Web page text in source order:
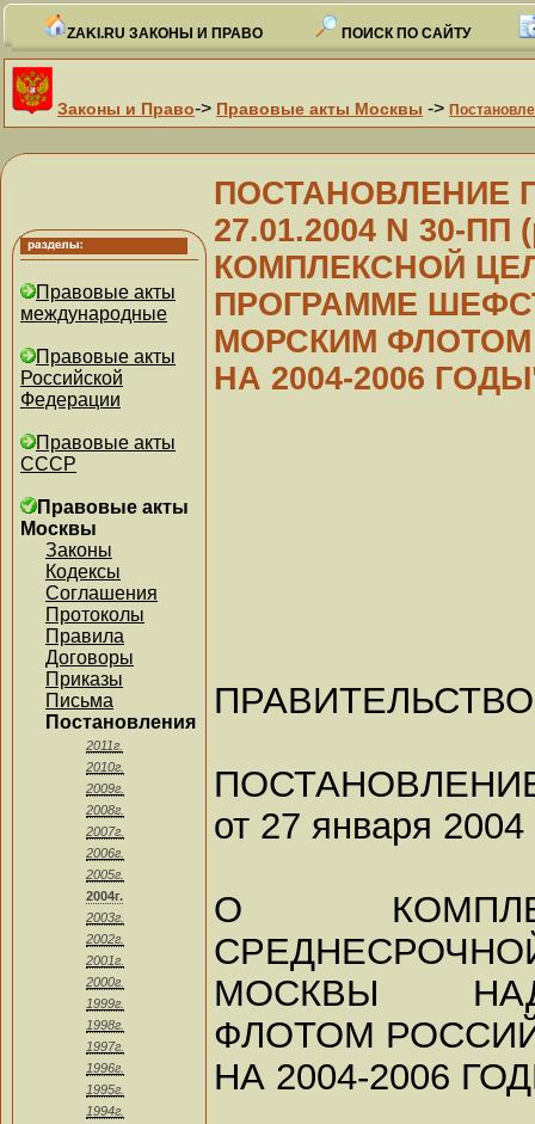
ZAKI.RU ЗАКОНЫ И ПРАВО ПОИСК ПО САЙТУ
Законы и Право-> Правовые акты Москвы ->
Правовые акты
международные
Правовые акты
Российской
Федерации
Правовые акты
СССР
Правовые акты
Москвы
Законы
Кодексы
Соглашения
Протоколы
Правила
Договоры
Приказы
Письма
Постановления
2011г.
2010г.
2009г.
2008г.
2007г.
2006г.
2005г.
2004г.
2003г.
2002г.
2001г.
2000г.
1999г.
1998г.
1997г.
1996г.
1995г.
1994г.
ПОСТАНОВЛЕНИЕ
27.01.2004 N 30-ПП
КОМПЛЕКСНОЙ
ПРОГРАММЕ
МОРСКИМ
НА 2004-2006
от 27 января
О
МОСКВЫ
ФЛОТОМ
НА 2004-2006